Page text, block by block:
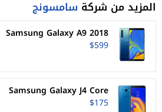
المزيد من شركة سامسونج
Samsung Galaxy A9 2018
$599
Samsung Galaxy J4 Core
$175